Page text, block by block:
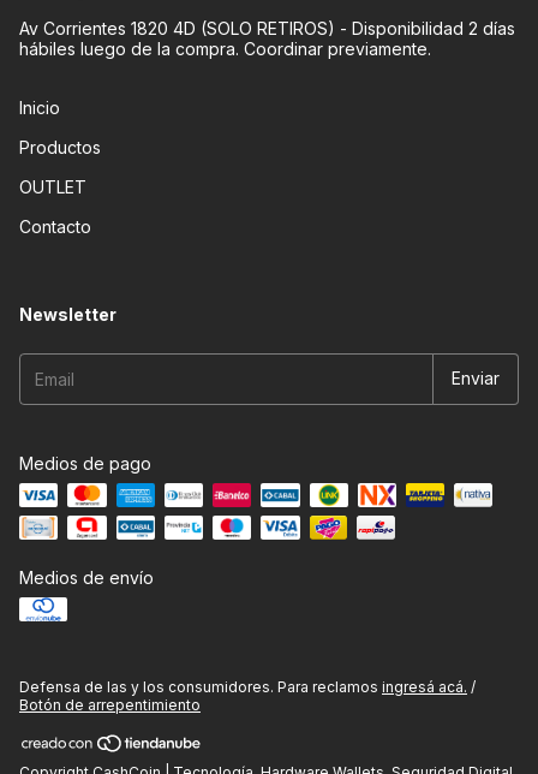
Av Corrientes 1820 4D (SOLO RETIROS) - Disponibilidad 2 días
hábiles luego de la compra. Coordinar previamente.
Inicio
Productos
OUTLET
Contacto
Newsletter
Medios de pago
Medios de envío
Defensa de las y los consumidores. Para reclamos ingresá acá. /
Botón de arrepentimiento